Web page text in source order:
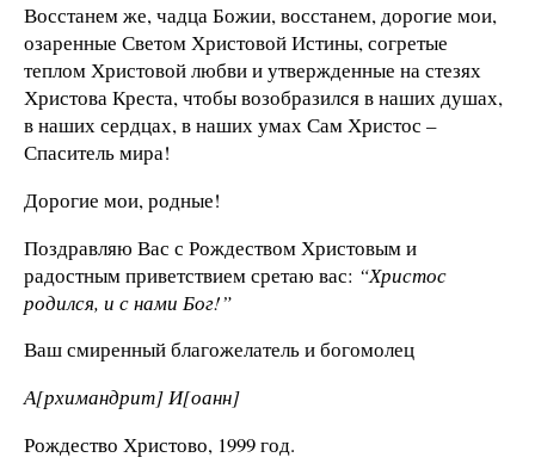
Восстанем же, чадца Божии, восстанем, дорогие мои,
озаренные Светом Христовой Истины, согретые
теплом Христовой любви и утвержденные на стезях
Христова Креста, чтобы возобразился в наших душах,
в наших сердцах, в наших умах Сам Христос –
Спаситель мира!
Дорогие мои, родные!
Поздравляю Вас с Рождеством Христовым и
радостным приветствием сретаю вас: “Христос
родился, и с нами Бог!”
Ваш смиренный благожелатель и богомолец
А[рхимандрит] И[оанн]
Рождество Христово, 1999 год.